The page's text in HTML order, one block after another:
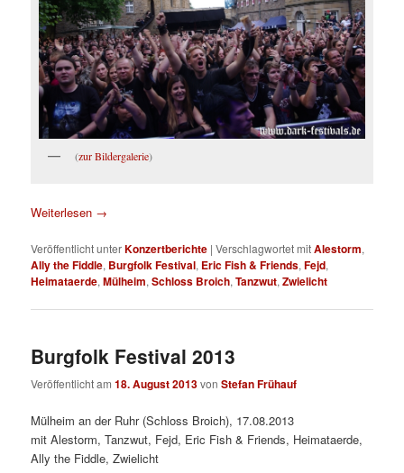
(zur Bildergalerie)
Weiterlesen →
Veröffentlicht unterKonzertberichte |Verschlagwortet mitAlestorm,
Ally the Fiddle, Burgfolk Festival, Eric Fish & Friends,Fejd,
Heimataerde,Mülheim,Schloss Broich,Tanzwut,Zwielicht
Burgfolk Festival 2013
Veröffentlicht am18. August 2013vonStefan Frühauf
Mülheim an der Ruhr (Schloss Broich), 17.08.2013
mit Alestorm, Tanzwut, Fejd, Eric Fish & Friends, Heimataerde,
Ally the Fiddle, Zwielicht